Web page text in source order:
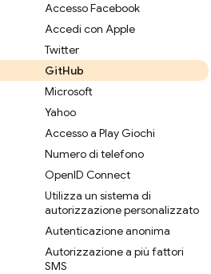
Accesso Facebook
Accedi con Apple
Twitter
GitHub
Microsoft
Yahoo
Accesso a Play Giochi
Numero di telefono
OpenID Connect
Utilizza un sistema di
autorizzazione personalizzato
Autenticazione anonima
Autorizzazione a più fattori
SMS